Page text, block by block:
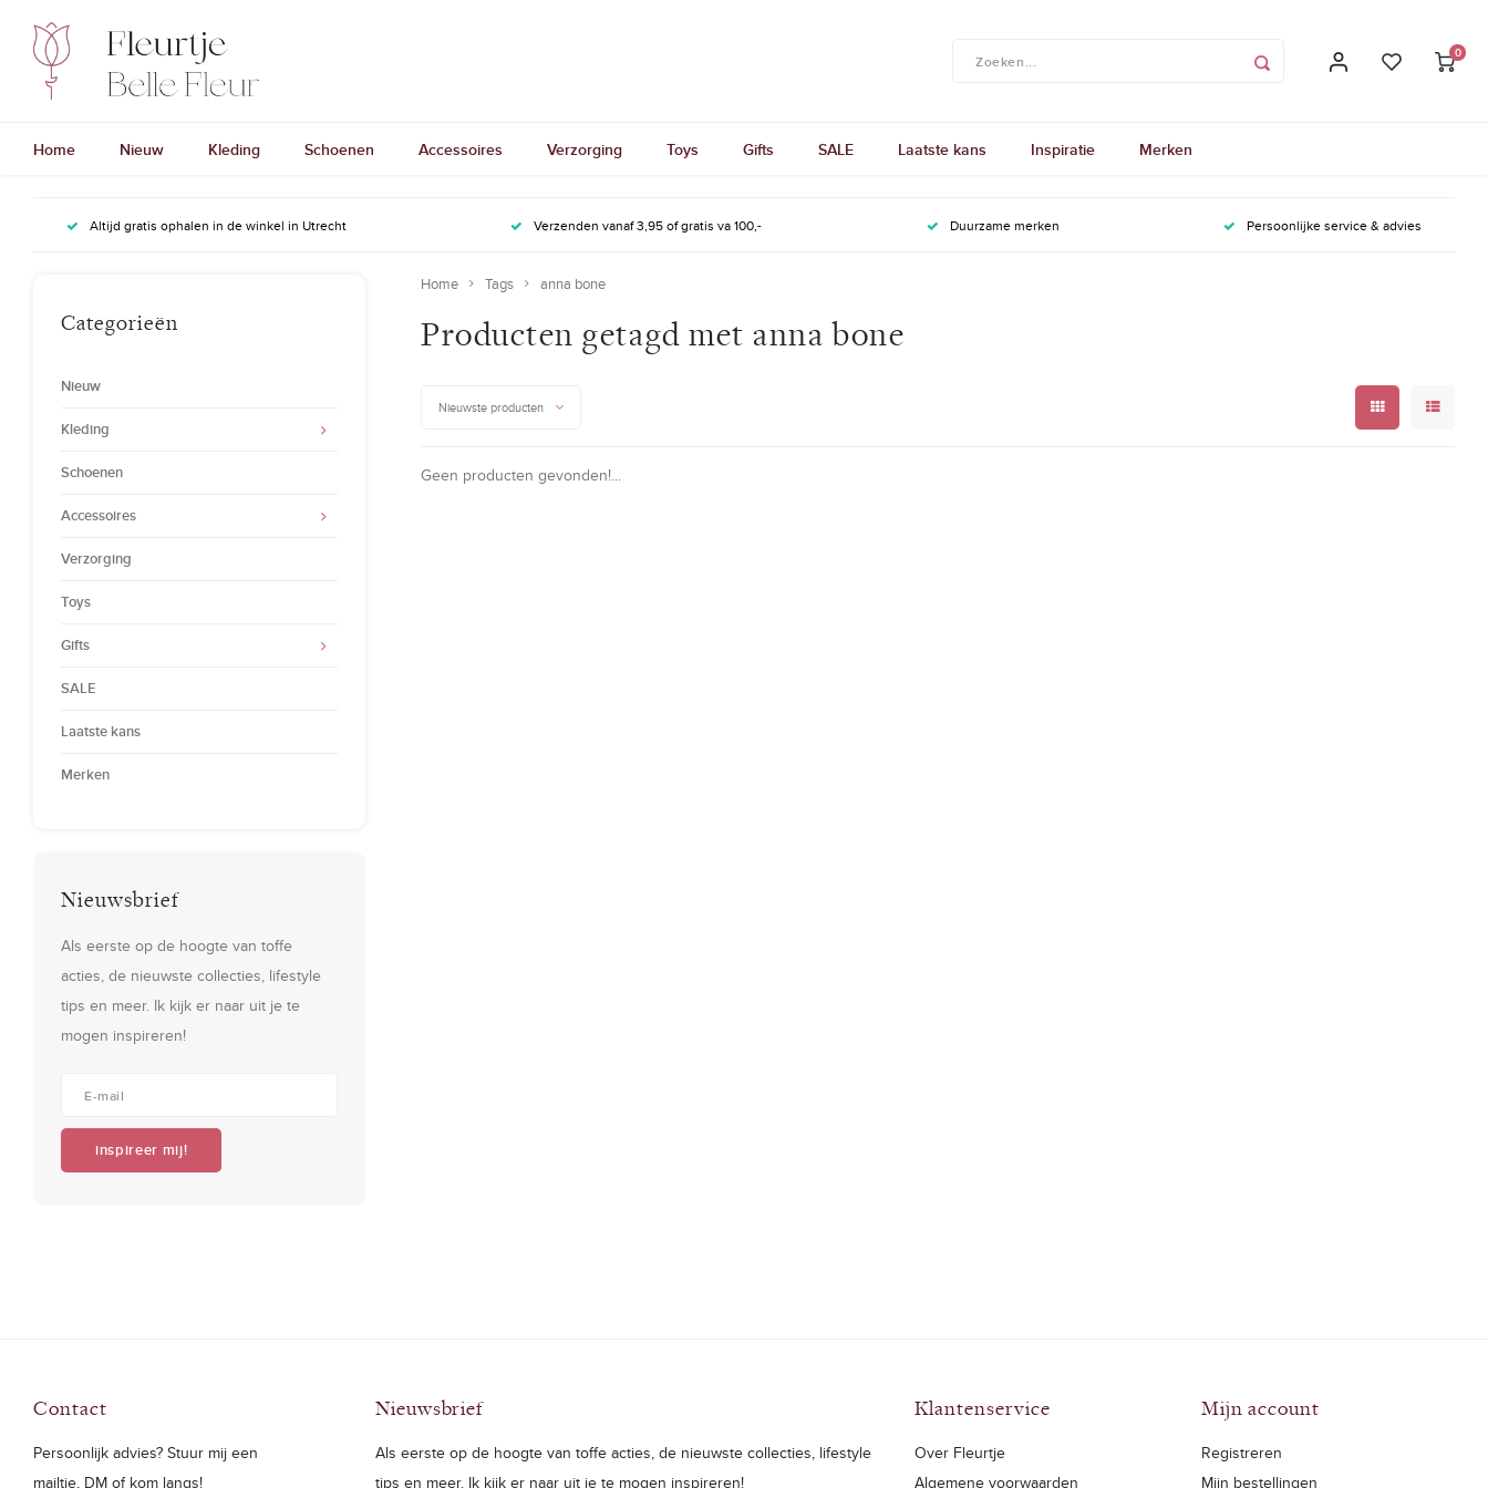
0
Home Nieuw Kleding Schoenen Accessoires Verzorging Toys Gifts SALE Laatste kans Inspiratie Merken
Altijd gratis ophalen in de winkel in Utrecht Verzenden vanaf 3,95 of gratis va 100,- Duurzame merken Persoonlijke service & advies
Categorieën
Nieuw
Kleding
Schoenen
Accessoires
Verzorging
Toys
Gifts
SALE
Laatste kans
Merken
Nieuwsbrief
Als eerste op de hoogte van toffe
acties, de nieuwste collecties, lifestyle
tips en meer. Ik kijk er naar uit je te
mogen inspireren!
inspireer mij!
Home Tags anna bone
Producten getagd met anna bone
Nieuwste producten
Geen producten gevonden!...
Contact
Persoonlijk advies? Stuur mij een
mailtje, DM of kom langs!
Nieuwsbrief
Als eerste op de hoogte van toffe acties, de nieuwste collecties, lifestyle
tips en meer. Ik kijk er naar uit je te mogen inspireren!
Klantenservice
Over Fleurtje
Algemene voorwaarden
Mijn account
Registreren
Mijn bestellingen